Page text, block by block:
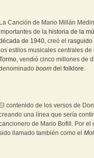
La Canción de Mario Millán
de la historia de la
de 1940, creó el rasguido
los estilos musicales centrales de
, vendió cinco millones de
boom del folklore.
El contenido de los versos de
una línea que sería
de Mario Bofill. Por
llamado también como el